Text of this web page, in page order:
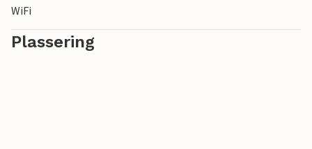
WiFi
Plassering